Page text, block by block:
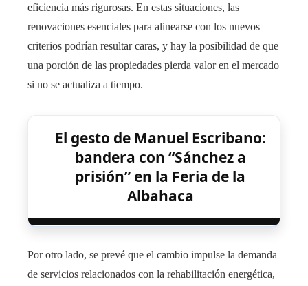
eficiencia más rigurosas. En estas situaciones, las
renovaciones esenciales para alinearse con los nuevos
criterios podrían resultar caras, y hay la posibilidad de que
una porción de las propiedades pierda valor en el mercado
si no se actualiza a tiempo.
El gesto de Manuel Escribano:
bandera con “Sánchez a
prisión” en la Feria de la
Albahaca
Por otro lado, se prevé que el cambio impulse la demanda
de servicios relacionados con la rehabilitación energética,